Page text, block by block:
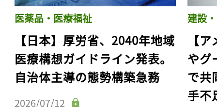
医薬品・医療福祉
【日本】厚労省、2040年地域
医療構想ガイドライン発表。
自治体主導の態勢構築急務
2026/07/12
建設
【
やグ
で共
手不